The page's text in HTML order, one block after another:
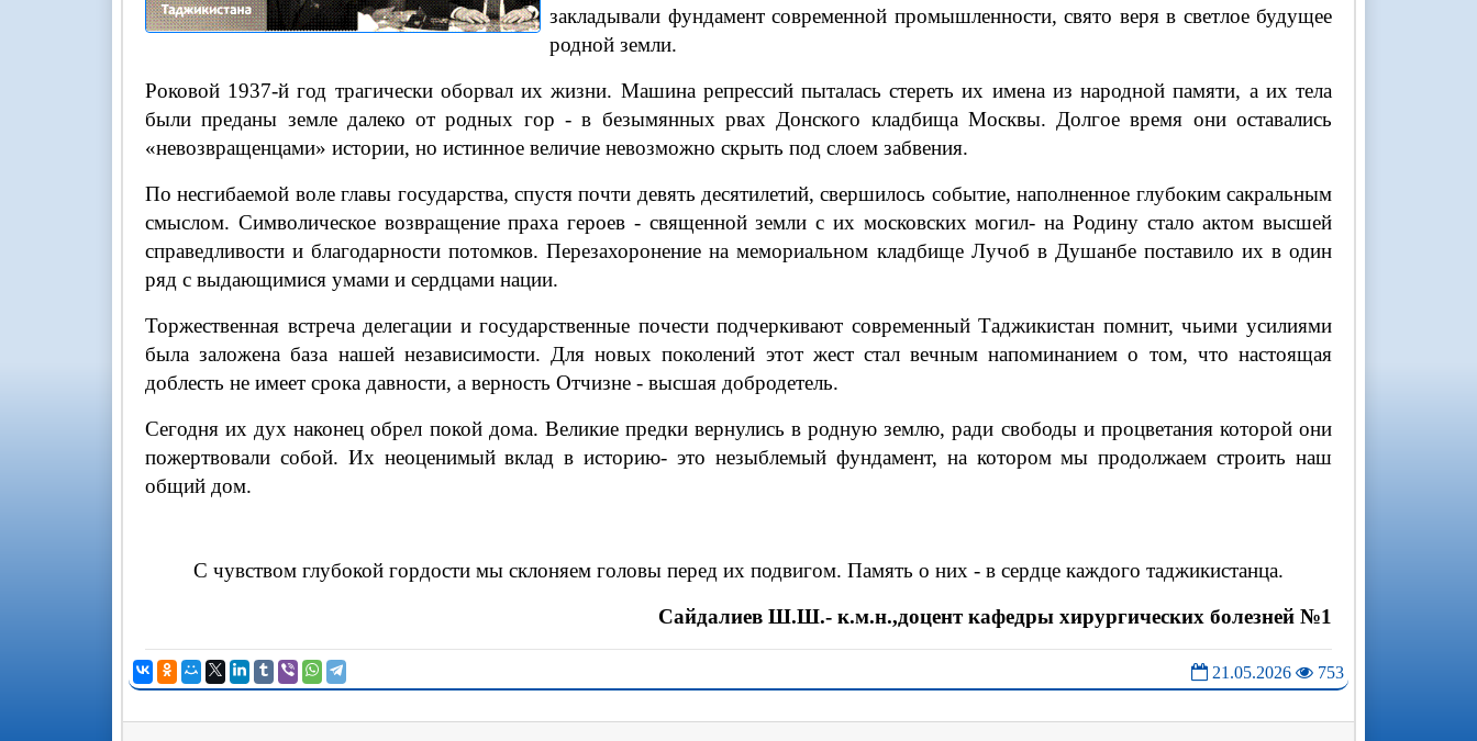
закладывали фундамент современной промышленности, свято веря в светлое будущее
родной земли.
Роковой 1937-й год трагически оборвал их жизни. Машина репрессий пыталась стереть их имена из народной памяти, а их тела
были преданы земле далеко от родных гор - в безымянных рвах Донского кладбища Москвы. Долгое время они оставались
«невозвращенцами» истории, но истинное величие невозможно скрыть под слоем забвения.
По несгибаемой воле главы государства, спустя почти девять десятилетий, свершилось событие, наполненное глубоким сакральным
смыслом. Символическое возвращение праха героев - священной земли с их московских могил- на Родину стало актом высшей
справедливости и благодарности потомков. Перезахоронение на мемориальном кладбище Лучоб в Душанбе поставило их в один
ряд с выдающимися умами и сердцами нации.
Торжественная встреча делегации и государственные почести подчеркивают современный Таджикистан помнит, чьими усилиями
была заложена база нашей независимости. Для новых поколений этот жест стал вечным напоминанием о том, что настоящая
доблесть не имеет срока давности, а верность Отчизне - высшая добродетель.
Сегодня их дух наконец обрел покой дома. Великие предки вернулись в родную землю, ради свободы и процветания которой они
пожертвовали собой. Их неоценимый вклад в историю- это незыблемый фундамент, на котором мы продолжаем строить наш
общий дом.
С чувством глубокой гордости мы склоняем головы перед их подвигом. Память о них - в сердце каждого таджикистанца.
Сайдалиев Ш.Ш.- к.м.н.,доцент кафедры хирургических болезней №1
21.05.2026 753